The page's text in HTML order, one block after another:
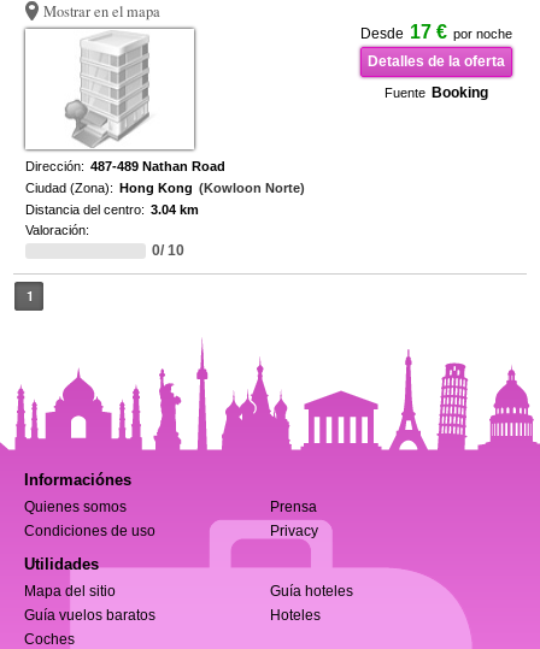
Mostrar en el mapa
Desde 17 € por noche
Detalles de la oferta
Fuente Booking
Dirección: 487-489 Nathan Road
Ciudad (Zona): Hong Kong (Kowloon Norte)
Distancia del centro: 3.04 km
Valoración:
0/ 10
1
Informaciónes
Quienes somos
Prensa
Condiciones de uso
Privacy
Utilidades
Mapa del sitio
Guía hoteles
Guía vuelos baratos
Hoteles
Coches